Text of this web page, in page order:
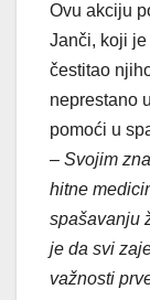
Ovu akciju
Janči, koji
čestitao
neprestano
pomoći u
– Svojim
hitne
spašavanju
je da svi
važnosti